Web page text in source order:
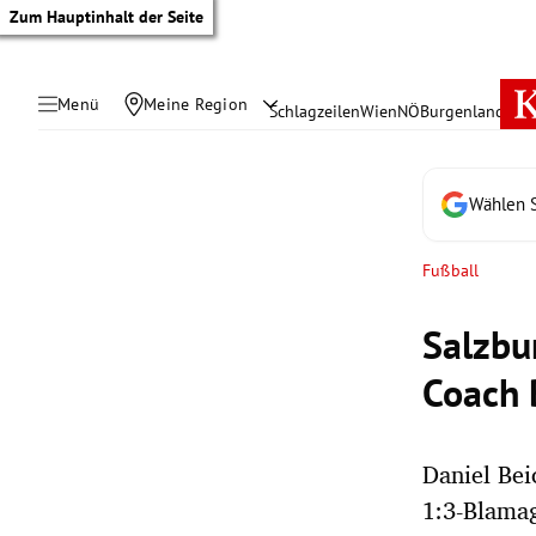
Zum Hauptinhalt der Seite
Menü Meine Region SchlagzeilenWienNÖBurgenland
Wählen
Fußball
Daniel
1:3-